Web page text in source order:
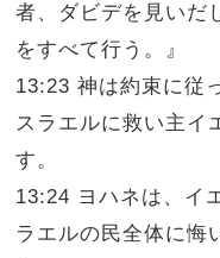
者、ダビデを見いだ
をすべて行う。』
13:23 神は約束に従
スラエルに救い主イ
す。
13:24 ヨハネは、イ
ラエルの民全体に悔